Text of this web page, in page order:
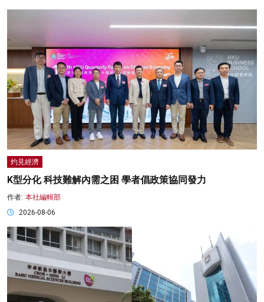
灼見經濟
K型分化 科技難解內需之困 學者倡政策協同發力
作者: 本社編輯部
2026-08-06